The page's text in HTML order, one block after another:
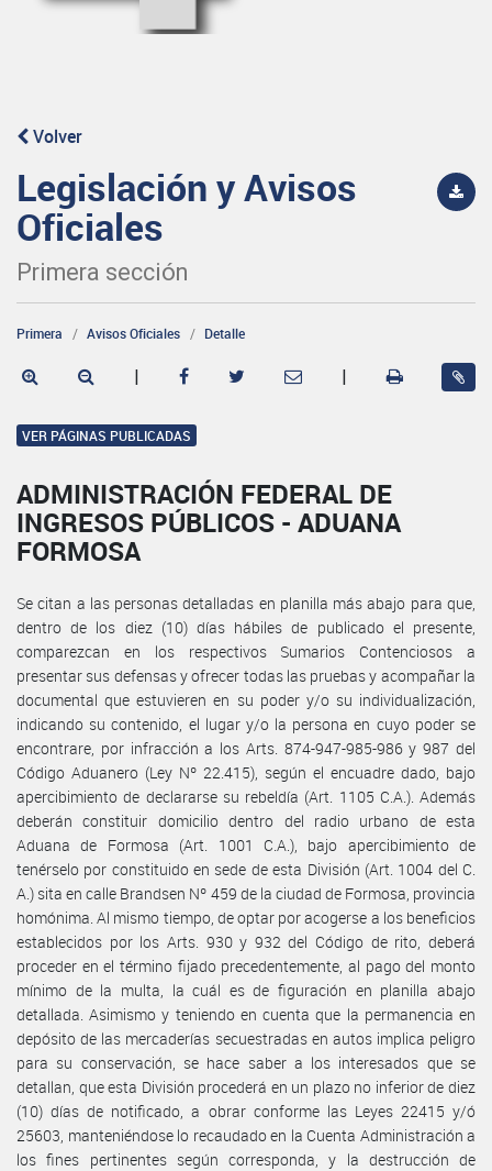
Volver
Legislación y Avisos
Oficiales
Primera sección
Primera Avisos Oficiales Detalle
| |
VER PÁGINAS PUBLICADAS
ADMINISTRACIÓN FEDERAL DE
INGRESOS PÚBLICOS - ADUANA
FORMOSA
Se citan a las personas detalladas en planilla más abajo para que,
dentro de los diez (10) días hábiles de publicado el presente,
comparezcan en los respectivos Sumarios Contenciosos a
presentar sus defensas y ofrecer todas las pruebas y acompañar la
documental que estuvieren en su poder y/o su individualización,
indicando su contenido, el lugar y/o la persona en cuyo poder se
encontrare, por infracción a los Arts. 874-947-985-986 y 987 del
Código Aduanero (Ley Nº 22.415), según el encuadre dado, bajo
apercibimiento de declararse su rebeldía (Art. 1105 C.A.). Además
deberán constituir domicilio dentro del radio urbano de esta
Aduana de Formosa (Art. 1001 C.A.), bajo apercibimiento de
tenérselo por constituido en sede de esta División (Art. 1004 del C.
A.) sita en calle Brandsen Nº 459 de la ciudad de Formosa, provincia
homónima. Al mismo tiempo, de optar por acogerse a los beneficios
establecidos por los Arts. 930 y 932 del Código de rito, deberá
proceder en el término fijado precedentemente, al pago del monto
mínimo de la multa, la cuál es de figuración en planilla abajo
detallada. Asimismo y teniendo en cuenta que la permanencia en
depósito de las mercaderías secuestradas en autos implica peligro
para su conservación, se hace saber a los interesados que se
detallan, que esta División procederá en un plazo no inferior de diez
(10) días de notificado, a obrar conforme las Leyes 22415 y/ó
25603, manteniéndose lo recaudado en la Cuenta Administración a
los fines pertinentes según corresponda, y la destrucción de